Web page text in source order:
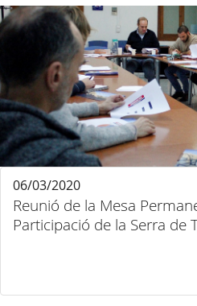
Reunió de la Mesa
Participació de la Serra de
06/03/2020